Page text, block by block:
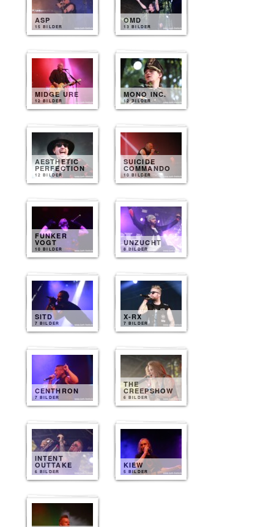
ASP
15 BILDER
OMD
13 BILDER
MIDGE URE
12 BILDER
MONO INC.
12 BILDER
AESTHETIC
PERFECTION
12 BILDER
SUICIDE
COMMANDO
10 BILDER
FUNKER
VOGT
10 BILDER
UNZUCHT
8 BILDER
SITD
7 BILDER
X-RX
7 BILDER
CENTHRON
7 BILDER
THE
CREEPSHOW
6 BILDER
INTENT
OUTTAKE
6 BILDER
KIEW
5 BILDER